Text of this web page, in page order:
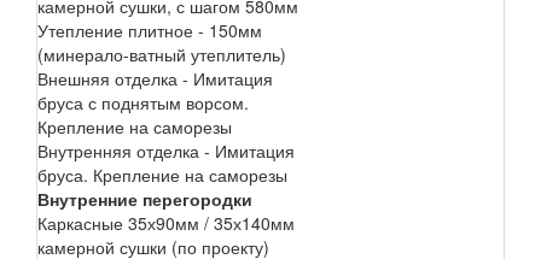
камерной сушки, с шагом 580мм
Утепление плитное - 150мм
(минерало-ватный утеплитель)
Внешняя отделка - Имитация
бруса с поднятым ворсом.
Крепление на саморезы
Внутренняя отделка - Имитация
бруса. Крепление на саморезы
Внутренние перегородки
Каркасные 35х90мм / 35х140мм
камерной сушки (по проекту)